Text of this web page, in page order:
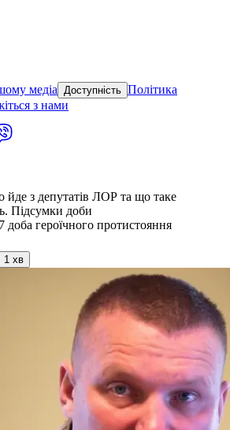
медіа Доступність Політика
з нами
йде з депутатів ЛОР та що таке
Підсумки доби
героїчного протистояння
1 хв